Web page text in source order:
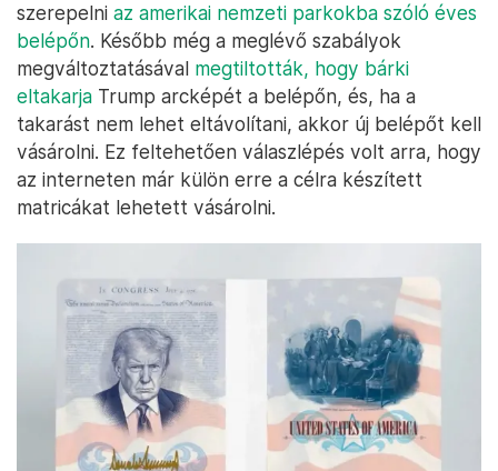
szerepelni az amerikai nemzeti parkokba szóló éves
belépőn. Később még a meglévő szabályok
megváltoztatásával megtiltották, hogy bárki
eltakarja Trump arcképét a belépőn, és, ha a
takarást nem lehet eltávolítani, akkor új belépőt kell
vásárolni. Ez feltehetően válaszlépés volt arra, hogy
az interneten már külön erre a célra készített
matricákat lehetett vásárolni.